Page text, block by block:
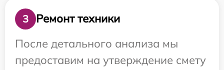
3
Ремонт техники
После детального анализа мы
предоставим на утверждение смету